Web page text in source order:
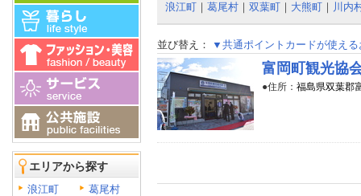
エリアから探す
浪江町
葛尾村
浪江町 ｜ 葛尾村 ｜ 双葉町 ｜ 大熊町 ｜ 川内
並び替え： ▼共通ポイントカードが使える
富岡町観光協
●住所： 福島県双葉郡